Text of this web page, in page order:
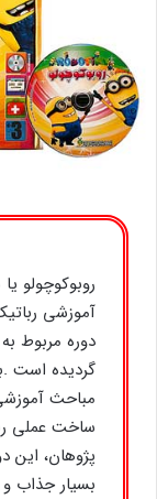
آموزشی
گردیده است
مباحث
ساخت عملی
پژوهان، این
بسیار جذاب